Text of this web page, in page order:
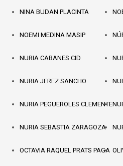
NINA BUDAN PLACINTA
NOEMI MEDINA MASIP
NURIA CABANES CID
NURIA JEREZ SANCHO
NURIA PEGUEROLES CLEMENTE
NURIA SEBASTIA ZARAGOZA
OCTAVIA RAQUEL PRATS PAGA